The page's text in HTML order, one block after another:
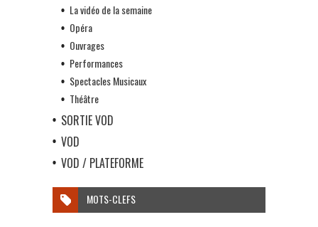
La vidéo de la semaine
Opéra
Ouvrages
Performances
Spectacles Musicaux
Théâtre
SORTIE VOD
VOD
VOD / PLATEFORME
MOTS-CLEFS